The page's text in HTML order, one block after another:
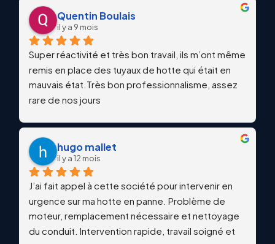
Quentin Boulais
il y a 9 mois
Super réactivité et très bon travail, ils m’ont même
remis en place des tuyaux de hotte qui était en
mauvais état.Très bon professionnalisme, assez
rare de nos jours
hugo mallet
il y a 12 mois
J’ai fait appel à cette société pour intervenir en
urgence sur ma hotte en panne. Problème de
moteur, remplacement nécessaire et nettoyage
du conduit. Intervention rapide, travail soigné et